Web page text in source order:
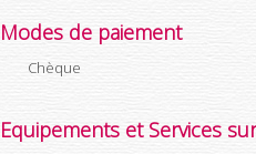
Modes de paiement
Chèque
Equipements et Services